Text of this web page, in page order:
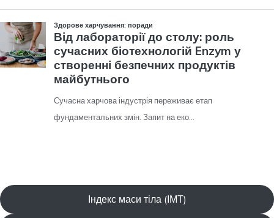
Індекс маси тіла (ІМТ)